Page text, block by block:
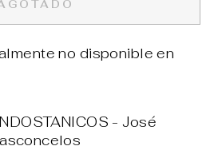
no disponible en
- José